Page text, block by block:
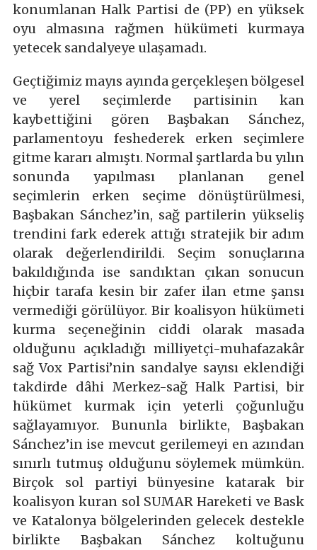
konumlanan Halk Partisi de (PP) en yüksek
oyu almasına rağmen hükümeti kurmaya
yetecek sandalyeye ulaşamadı.
Geçtiğimiz mayıs ayında gerçekleşen bölgesel
ve yerel seçimlerde partisinin kan
kaybettiğini gören Başbakan Sánchez,
parlamentoyu feshederek erken seçimlere
gitme kararı almıştı. Normal şartlarda bu yılın
sonunda yapılması planlanan genel
seçimlerin erken seçime dönüştürülmesi,
Başbakan Sánchez’in, sağ partilerin yükseliş
trendini fark ederek attığı stratejik bir adım
olarak değerlendirildi. Seçim sonuçlarına
bakıldığında ise sandıktan çıkan sonucun
hiçbir tarafa kesin bir zafer ilan etme şansı
vermediği görülüyor. Bir koalisyon hükümeti
kurma seçeneğinin ciddi olarak masada
olduğunu açıkladığı milliyetçi-muhafazakâr
sağ Vox Partisi’nin sandalye sayısı eklendiği
takdirde dâhi Merkez-sağ Halk Partisi, bir
hükümet kurmak için yeterli çoğunluğu
sağlayamıyor. Bununla birlikte, Başbakan
Sánchez’in ise mevcut gerilemeyi en azından
sınırlı tutmuş olduğunu söylemek mümkün.
Birçok sol partiyi bünyesine katarak bir
koalisyon kuran sol SUMAR Hareketi ve Bask
ve Katalonya bölgelerinden gelecek destekle
birlikte Başbakan Sánchez koltuğunu